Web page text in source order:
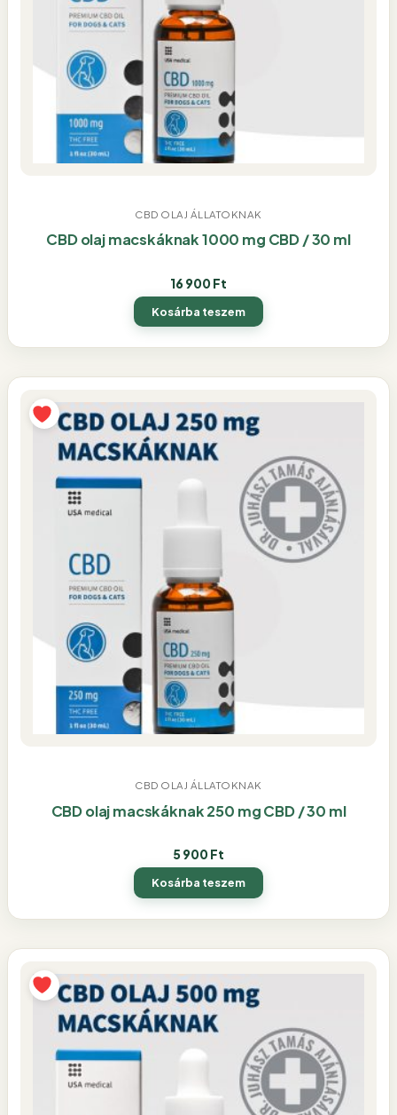
CBD OLAJ ÁLLATOKNAK
CBD olaj macskáknak 1000 mg CBD / 30 ml
16 900 Ft
Kosárba teszem
CBD OLAJ ÁLLATOKNAK
CBD olaj macskáknak 250 mg CBD / 30 ml
5 900 Ft
Kosárba teszem